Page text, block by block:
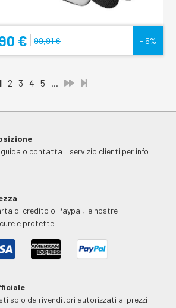
€ 99,91 € - 5%
2 3 4 5 ...
o contatta il servizio clienti per info
di credito o Paypal, le nostre
e protette.
solo da rivenditori autorizzati ai prezzi